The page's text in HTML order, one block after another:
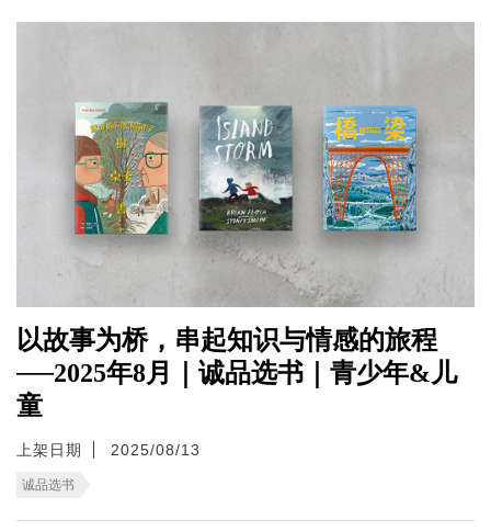
以故事为桥，串起知识与情感的旅程
──2025年8月｜诚品选书｜青少年&儿
童
上架日期 2025/08/13
诚品选书